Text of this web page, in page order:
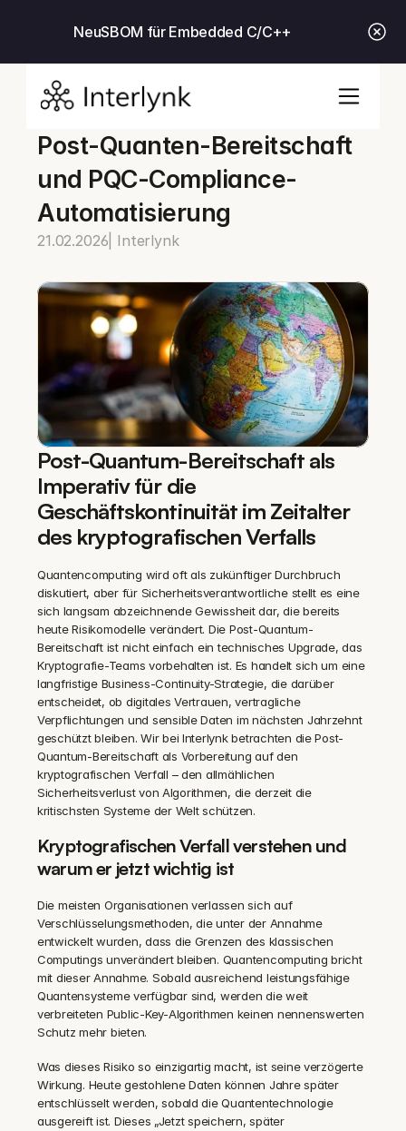
NeuSBOM für Embedded C/C++
Post-Quanten-Bereitschaft
und PQC-Compliance-
Automatisierung
21.02.2026 | Interlynk
Post-Quantum-Bereitschaft als
Imperativ für die
Geschäftskontinuität im Zeitalter
des kryptografischen Verfalls
Quantencomputing wird oft als zukünftiger Durchbruch
diskutiert, aber für Sicherheitsverantwortliche stellt es eine
sich langsam abzeichnende Gewissheit dar, die bereits
heute Risikomodelle verändert. Die Post-Quantum-
Bereitschaft ist nicht einfach ein technisches Upgrade, das
Kryptografie-Teams vorbehalten ist. Es handelt sich um eine
langfristige Business-Continuity-Strategie, die darüber
entscheidet, ob digitales Vertrauen, vertragliche
Verpflichtungen und sensible Daten im nächsten Jahrzehnt
geschützt bleiben. Wir bei Interlynk betrachten die Post-
Quantum-Bereitschaft als Vorbereitung auf den
kryptografischen Verfall – den allmählichen
Sicherheitsverlust von Algorithmen, die derzeit die
kritischsten Systeme der Welt schützen.
Kryptografischen Verfall verstehen und
warum er jetzt wichtig ist
Die meisten Organisationen verlassen sich auf
Verschlüsselungsmethoden, die unter der Annahme
entwickelt wurden, dass die Grenzen des klassischen
Computings unverändert bleiben. Quantencomputing bricht
mit dieser Annahme. Sobald ausreichend leistungsfähige
Quantensysteme verfügbar sind, werden die weit
verbreiteten Public-Key-Algorithmen keinen nennenswerten
Schutz mehr bieten.
Was dieses Risiko so einzigartig macht, ist seine verzögerte
Wirkung. Heute gestohlene Daten können Jahre später
entschlüsselt werden, sobald die Quantentechnologie
ausgereift ist. Dieses „Jetzt speichern, später